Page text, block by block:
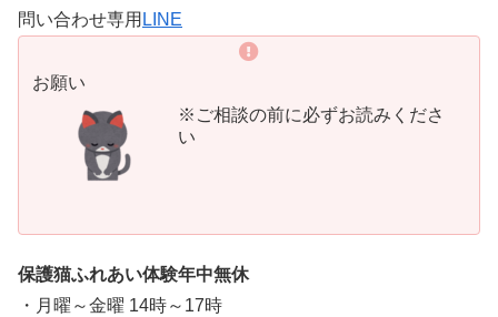
問い合わせ専用 LINE
お願い
※ご相談の前に必ずお読みくださ
い
保護猫ふれあい体験年中無休
・月曜～金曜 14時～17時